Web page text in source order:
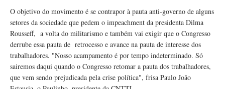
O objetivo do movimento é se contrapor à pauta anti-governo de alguns
setores da sociedade que pedem o impeachment da presidenta Dilma
Rousseff, a volta do militarismo e também vai exigir que o Congresso
derrube essa pauta de retrocesso e avance na pauta de interesse dos
trabalhadores. "Nosso acampamento é por tempo indeterminado. Só
sairemos daqui quando o Congresso retomar a pauta dos trabalhadores,
que vem sendo prejudicada pela crise política", frisa Paulo João